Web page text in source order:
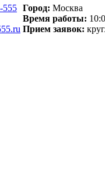
555‬ Город: Москва
Время работы:
Прием заявок: